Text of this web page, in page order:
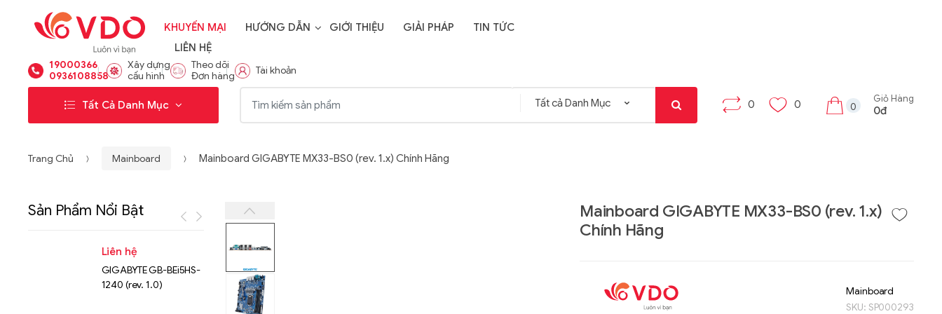
KHUYẾN MẠI HƯỚNG DẪN GIỚI THIỆU GIẢI PHÁP
TIN TỨC
LIÊN HỆ
19000366
0936108858
Xây dựng
cấu hình
Theo dõi
Đơn hàng
Tài khoản
Tất Cả Danh Mục 0 0 0
Giỏ Hàng
0đ
Trang Chủ Mainboard Mainboard GIGABYTE MX33-BS0 (rev. 1.x) Chính Hãng
Mainboard GIGABYTE MX33-BS0 (rev. 1.x)
Chính Hãng
Mainboard
SKU: SP000293
Sản Phẩm Nổi Bật
Liên hệ
GIGABYTE GB-BEi5HS-
1240 (rev. 1.0)
Tab X8